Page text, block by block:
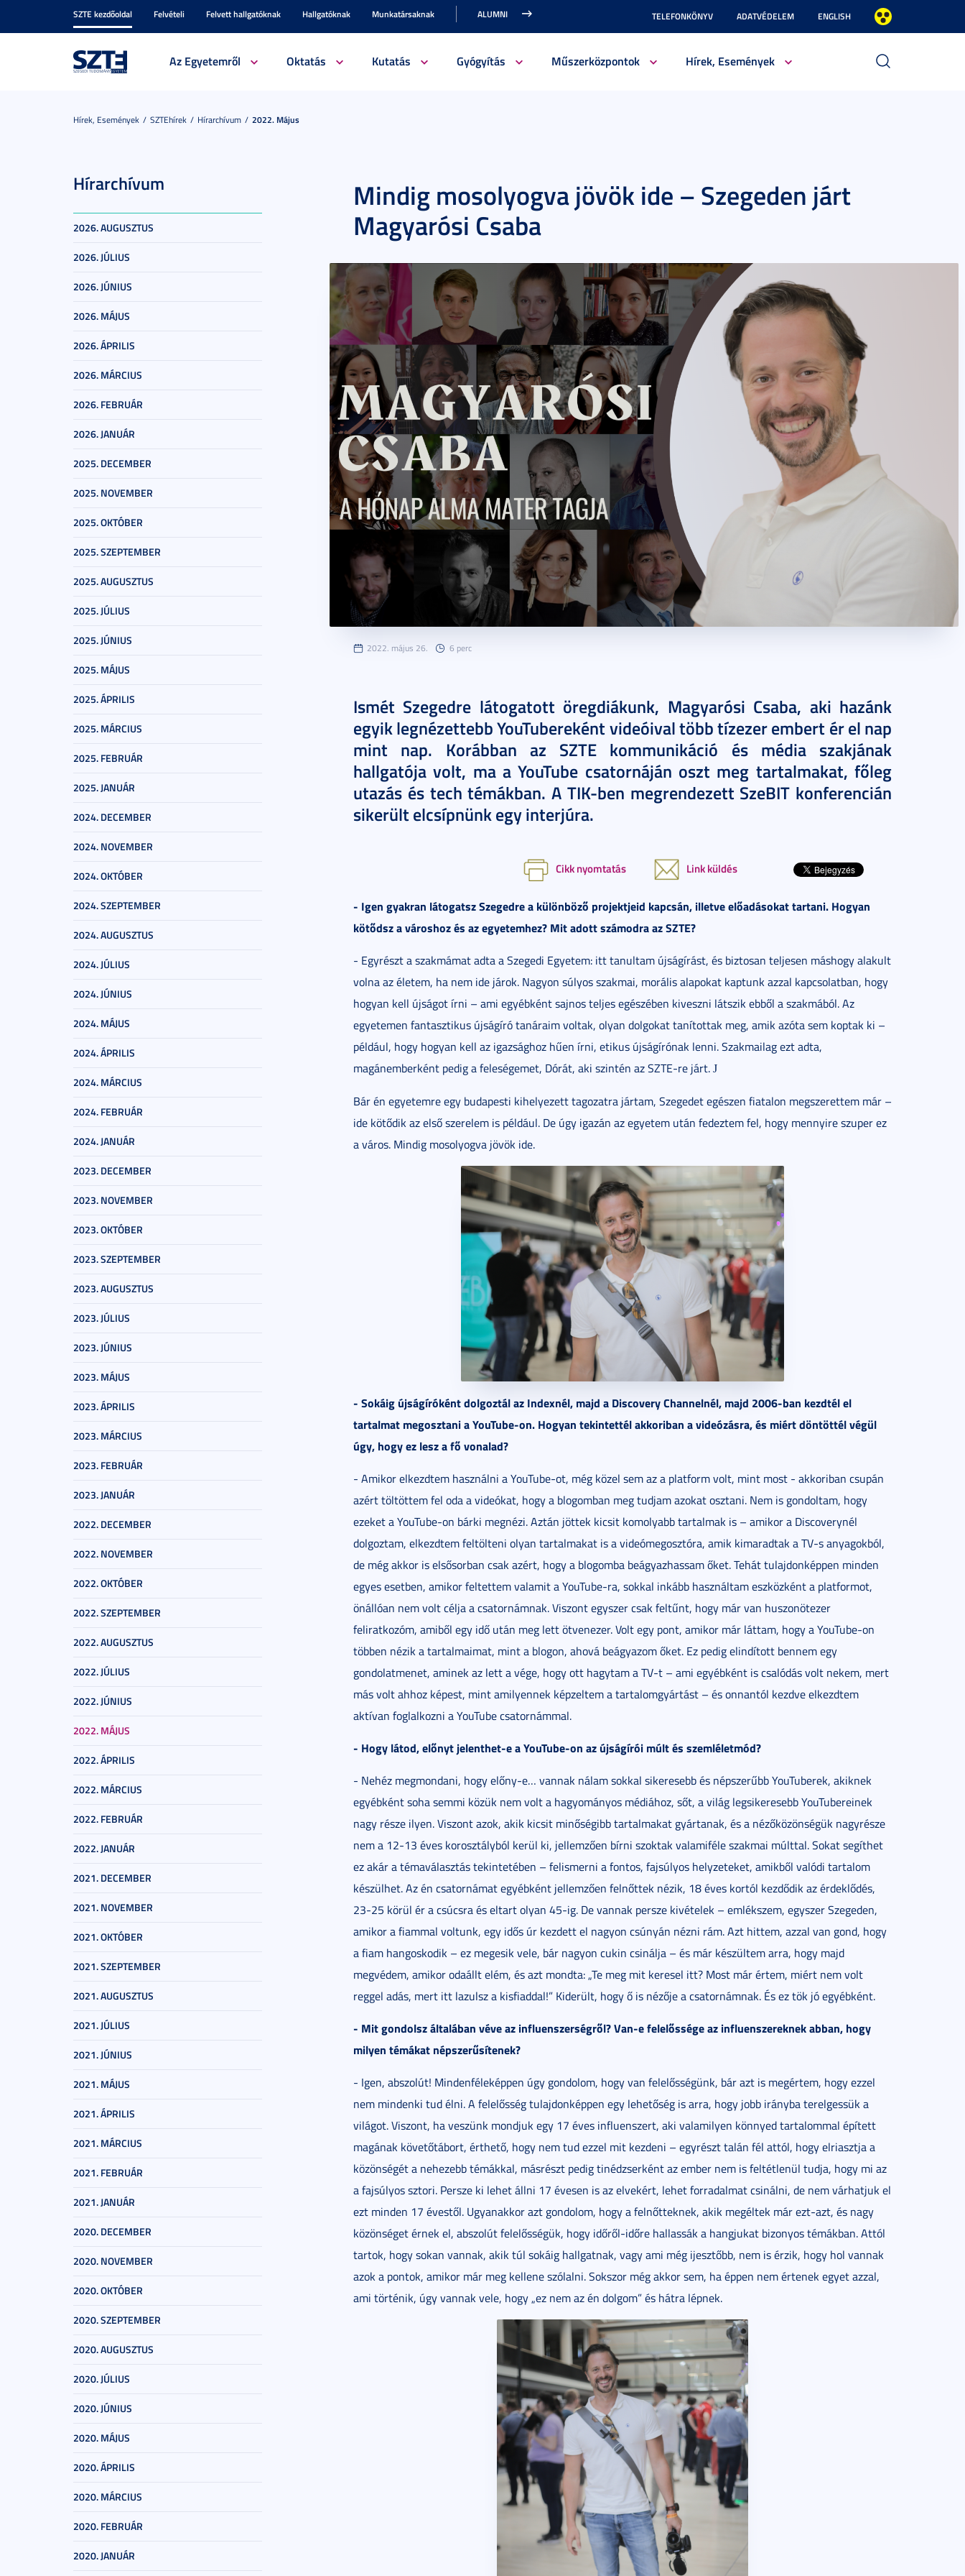
SZTE kezdőoldal Felvételi Felvett hallgatóknak Hallgatóknak Munkatársaknak ALUMNI TELEFONKÖNYV ADATVÉDELEM ENGLISH
Az Egyetemről Oktatás Kutatás Gyógyítás Műszerközpontok Hírek, Események
Hírek, Események SZTEhírek Hírarchívum 2022. Május
Hírarchívum
2026. AUGUSZTUS
2026. JÚLIUS
2026. JÚNIUS
2026. MÁJUS
2026. ÁPRILIS
2026. MÁRCIUS
2026. FEBRUÁR
2026. JANUÁR
2025. DECEMBER
2025. NOVEMBER
2025. OKTÓBER
2025. SZEPTEMBER
2025. AUGUSZTUS
2025. JÚLIUS
2025. JÚNIUS
2025. MÁJUS
2025. ÁPRILIS
2025. MÁRCIUS
2025. FEBRUÁR
2025. JANUÁR
2024. DECEMBER
2024. NOVEMBER
2024. OKTÓBER
2024. SZEPTEMBER
2024. AUGUSZTUS
2024. JÚLIUS
2024. JÚNIUS
2024. MÁJUS
2024. ÁPRILIS
2024. MÁRCIUS
2024. FEBRUÁR
2024. JANUÁR
2023. DECEMBER
2023. NOVEMBER
2023. OKTÓBER
2023. SZEPTEMBER
2023. AUGUSZTUS
2023. JÚLIUS
2023. JÚNIUS
2023. MÁJUS
2023. ÁPRILIS
2023. MÁRCIUS
2023. FEBRUÁR
2023. JANUÁR
2022. DECEMBER
2022. NOVEMBER
2022. OKTÓBER
2022. SZEPTEMBER
2022. AUGUSZTUS
2022. JÚLIUS
2022. JÚNIUS
2022. MÁJUS
2022. ÁPRILIS
2022. MÁRCIUS
2022. FEBRUÁR
2022. JANUÁR
2021. DECEMBER
2021. NOVEMBER
2021. OKTÓBER
2021. SZEPTEMBER
2021. AUGUSZTUS
2021. JÚLIUS
2021. JÚNIUS
2021. MÁJUS
2021. ÁPRILIS
2021. MÁRCIUS
2021. FEBRUÁR
2021. JANUÁR
2020. DECEMBER
2020. NOVEMBER
2020. OKTÓBER
2020. SZEPTEMBER
2020. AUGUSZTUS
2020. JÚLIUS
2020. JÚNIUS
2020. MÁJUS
2020. ÁPRILIS
2020. MÁRCIUS
2020. FEBRUÁR
2020. JANUÁR
Mindig mosolyogva jövök ide – Szegeden járt
Magyarósi Csaba
2022. május 26. 6 perc
Ismét Szegedre látogatott öregdiákunk, Magyarósi Csaba, aki hazánk
egyik legnézettebb YouTubereként videóival több tízezer embert ér el nap
mint nap. Korábban az SZTE kommunikáció és média szakjának
hallgatója volt, ma a YouTube csatornáján oszt meg tartalmakat, főleg
utazás és tech témákban. A TIK-ben megrendezett SzeBIT konferencián
sikerült elcsípnünk egy interjúra.
Cikk nyomtatás Link küldés
- Igen gyakran látogatsz Szegedre a különböző projektjeid kapcsán, illetve előadásokat tartani. Hogyan
kötődsz a városhoz és az egyetemhez? Mit adott számodra az SZTE?
- Egyrészt a szakmámat adta a Szegedi Egyetem: itt tanultam újságírást, és biztosan teljesen máshogy alakult
volna az életem, ha nem ide járok. Nagyon súlyos szakmai, morális alapokat kaptunk azzal kapcsolatban, hogy
hogyan kell újságot írni – ami egyébként sajnos teljes egészében kiveszni látszik ebből a szakmából. Az
egyetemen fantasztikus újságíró tanáraim voltak, olyan dolgokat tanítottak meg, amik azóta sem koptak ki –
például, hogy hogyan kell az igazsághoz hűen írni, etikus újságírónak lenni. Szakmailag ezt adta,
magánemberként pedig a feleségemet, Dórát, aki szintén az SZTE-re járt. J
Bár én egyetemre egy budapesti kihelyezett tagozatra jártam, Szegedet egészen fiatalon megszerettem már –
ide kötődik az első szerelem is például. De úgy igazán az egyetem után fedeztem fel, hogy mennyire szuper ez
a város. Mindig mosolyogva jövök ide.
- Sokáig újságíróként dolgoztál az Indexnél, majd a Discovery Channelnél, majd 2006-ban kezdtél el
tartalmat megosztani a YouTube-on. Hogyan tekintettél akkoriban a videózásra, és miért döntöttél végül
úgy, hogy ez lesz a fő vonalad?
- Amikor elkezdtem használni a YouTube-ot, még közel sem az a platform volt, mint most - akkoriban csupán
azért töltöttem fel oda a videókat, hogy a blogomban meg tudjam azokat osztani. Nem is gondoltam, hogy
ezeket a YouTube-on bárki megnézi. Aztán jöttek kicsit komolyabb tartalmak is – amikor a Discoverynél
dolgoztam, elkezdtem feltölteni olyan tartalmakat is a videómegosztóra, amik kimaradtak a TV-s anyagokból,
de még akkor is elsősorban csak azért, hogy a blogomba beágyazhassam őket. Tehát tulajdonképpen minden
egyes esetben, amikor feltettem valamit a YouTube-ra, sokkal inkább használtam eszközként a platformot,
önállóan nem volt célja a csatornámnak. Viszont egyszer csak feltűnt, hogy már van huszonötezer
feliratkozóm, amiből egy idő után meg lett ötvenezer. Volt egy pont, amikor már láttam, hogy a YouTube-on
többen nézik a tartalmaimat, mint a blogon, ahová beágyazom őket. Ez pedig elindított bennem egy
gondolatmenet, aminek az lett a vége, hogy ott hagytam a TV-t – ami egyébként is csalódás volt nekem, mert
más volt ahhoz képest, mint amilyennek képzeltem a tartalomgyártást – és onnantól kezdve elkezdtem
aktívan foglalkozni a YouTube csatornámmal.
- Hogy látod, előnyt jelenthet-e a YouTube-on az újságírói múlt és szemléletmód?
- Nehéz megmondani, hogy előny-e… vannak nálam sokkal sikeresebb és népszerűbb YouTuberek, akiknek
egyébként soha semmi közük nem volt a hagyományos médiához, sőt, a világ legsikeresebb YouTubereinek
nagy része ilyen. Viszont azok, akik kicsit minőségibb tartalmakat gyártanak, és a nézőközönségük nagyrésze
nem a 12-13 éves korosztályból kerül ki, jellemzően bírni szoktak valamiféle szakmai múlttal. Sokat segíthet
ez akár a témaválasztás tekintetében – felismerni a fontos, fajsúlyos helyzeteket, amikből valódi tartalom
készülhet. Az én csatornámat egyébként jellemzően felnőttek nézik, 18 éves kortól kezdődik az érdeklődés,
23-25 körül ér a csúcsra és eltart olyan 45-ig. De vannak persze kivételek – emlékszem, egyszer Szegeden,
amikor a fiammal voltunk, egy idős úr kezdett el nagyon csúnyán nézni rám. Azt hittem, azzal van gond, hogy
a fiam hangoskodik – ez megesik vele, bár nagyon cukin csinálja – és már készültem arra, hogy majd
megvédem, amikor odaállt elém, és azt mondta: „Te meg mit keresel itt? Most már értem, miért nem volt
reggel adás, mert itt lazulsz a kisfiaddal!” Kiderült, hogy ő is nézője a csatornámnak. És ez tök jó egyébként.
- Mit gondolsz általában véve az influenszerségről? Van-e felelőssége az influenszereknek abban, hogy
milyen témákat népszerűsítenek?
- Igen, abszolút! Mindenféleképpen úgy gondolom, hogy van felelősségünk, bár azt is megértem, hogy ezzel
nem mindenki tud élni. A felelősség tulajdonképpen egy lehetőség is arra, hogy jobb irányba terelgessük a
világot. Viszont, ha veszünk mondjuk egy 17 éves influenszert, aki valamilyen könnyed tartalommal épített
magának követőtábort, érthető, hogy nem tud ezzel mit kezdeni – egyrészt talán fél attól, hogy elriasztja a
közönségét a nehezebb témákkal, másrészt pedig tinédzserként az ember nem is feltétlenül tudja, hogy mi az
a fajsúlyos sztori. Persze ki lehet állni 17 évesen is az elvekért, lehet forradalmat csinálni, de nem várhatjuk el
ezt minden 17 évestől. Ugyanakkor azt gondolom, hogy a felnőtteknek, akik megéltek már ezt-azt, és nagy
közönséget érnek el, abszolút felelősségük, hogy időről-időre hallassák a hangjukat bizonyos témákban. Attól
tartok, hogy sokan vannak, akik túl sokáig hallgatnak, vagy ami még ijesztőbb, nem is érzik, hogy hol vannak
azok a pontok, amikor már meg kellene szólalni. Sokszor még akkor sem, ha éppen nem értenek egyet azzal,
ami történik, úgy vannak vele, hogy „ez nem az én dolgom” és hátra lépnek.